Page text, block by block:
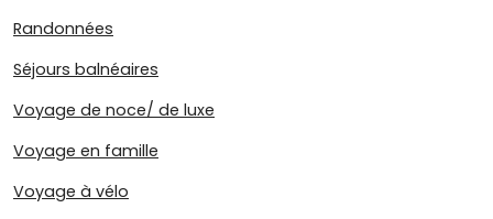
Randonnées
Séjours balnéaires
Voyage de noce/ de luxe
Voyage en famille
Voyage à vélo